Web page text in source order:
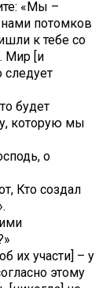
«Мы –
нами потомков
к тебе со
Мир [и
следует
будет
которую мы
о
Кто создал
их участи] – у
этому